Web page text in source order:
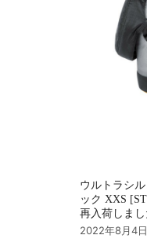
ウルトラシ
ック XXS
再入荷しまし
2022年8月4日